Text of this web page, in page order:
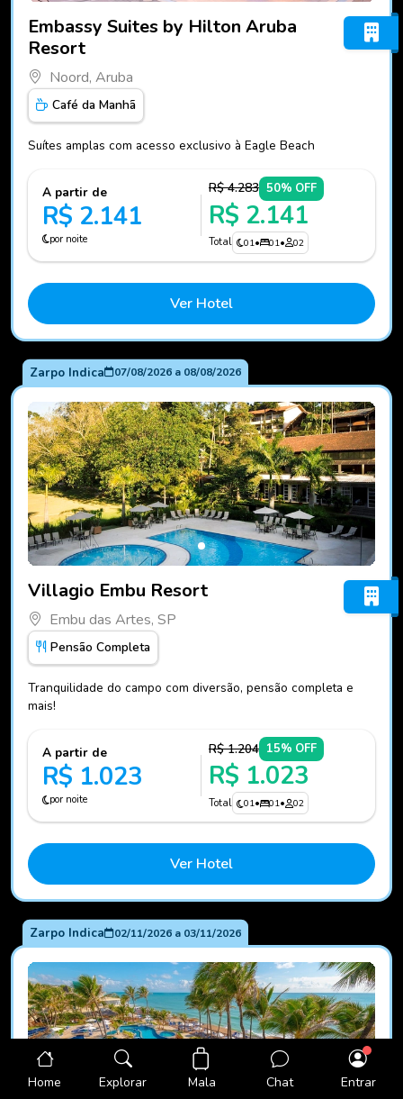
Fotos do hotel Embassy Suites by Hilton Aruba Resort
Embassy Suites by Hilton Aruba
Resort
Noord, Aruba
Café da Manhã
Suítes amplas com acesso exclusivo à Eagle Beach
A partir de
R$ 2.141
por noite
R$ 4.283 50% OFF
R$ 2.141
Total 01• 01• 02
Ver Hotel
Zarpo Indica 07/08/2026a 08/08/2026
Villagio Embu Resort
Embu das Artes, SP
Pensão Completa
Tranquilidade do campo com diversão, pensão completa e
mais!
A partir de
R$ 1.023
por noite
R$ 1.204 15% OFF
R$ 1.023
Total 01• 01• 02
Ver Hotel
Zarpo Indica 02/11/2026a 03/11/2026
Home Explorar Mala Chat Entrar